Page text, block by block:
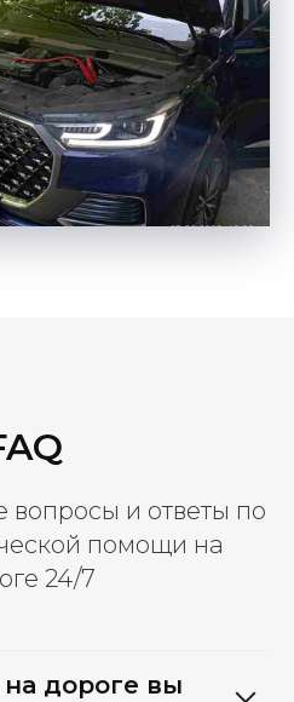
вопросы и ответы по
помощи на
24/7
дороге вы